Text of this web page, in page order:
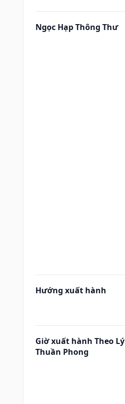
Ngọc Hạp Thông Thư
Hướng xuất hành
Giờ xuất hành Theo Lý
Thuần Phong